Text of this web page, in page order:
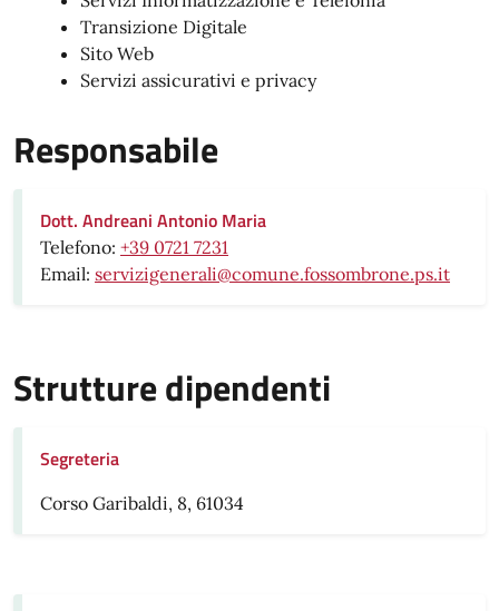
Transizione Digitale
Sito Web
Servizi assicurativi e privacy
Responsabile
Dott. Andreani Antonio Maria
Telefono: +39 0721 7231
Email: servizigenerali@comune.fossombrone.ps.it
Strutture dipendenti
Segreteria
Corso Garibaldi, 8, 61034